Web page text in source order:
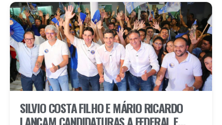
SILVIO COSTA FILHO E MÁRIO RICARDO
LANÇAM CANDIDATURAS A FEDERAL E